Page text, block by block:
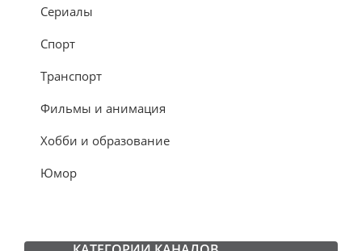
Сериалы
Спорт
Транспорт
Фильмы и анимация
Хобби и образование
Юмор